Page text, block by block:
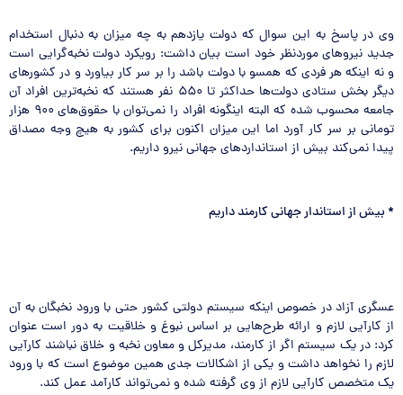
وی در پاسخ به این سوال که دولت یازدهم به چه میزان به دنبال استخدام
جدید نیروهای مورد‌نظر خود است بیان داشت: رویکرد دولت نخبه‌گرایی است
و نه اینکه هر فردی که همسو با دولت باشد را بر سر کار بیاورد و در کشورهای
دیگر بخش ستادی دولت‌ها حداکثر تا ۵۵۰ نفر هستند که نخبه‌ترین افراد آن
جامعه محسوب شده که البته اینگونه افراد را نمی‌توان با حقوق‌های ۹۰۰ هزار
تومانی بر سر کار آورد اما این میزان اکنون برای کشور به هیچ وجه مصداق
پیدا نمی‌کند بیش از استانداردهای جهانی نیرو داریم.
*بیش از استاندار جهانی کارمند داریم
عسگری آزاد در خصوص اینکه سیستم دولتی کشور حتی با ورود نخبگان به آن
از کارآیی لازم و ارائه طرح‌هایی بر اساس نبوغ و خلاقیت به دور است عنوان
کرد: در یک سیستم اگر از کارمند، مدیرکل و معاون نخبه و خلاق نباشند کارآیی
لازم را نخواهد داشت و یکی از اشکالات جدی همین موضوع است که با ورود
یک متخصص کارآیی لازم از وی گرفته شده و نمی‌تواند کارآمد عمل کند.